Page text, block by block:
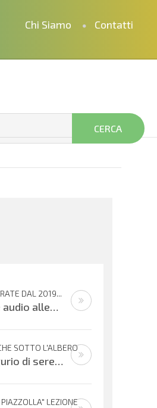
Chi Siamo Contatti
DAL 2019...
Le tracce audio allegate sono promemoria di percorsi didattici realizzati
SOTTO L'ALBERO
Con l’augurio di serene festività, affidiamo alle vostre orecchie alcuni
LEZIONE